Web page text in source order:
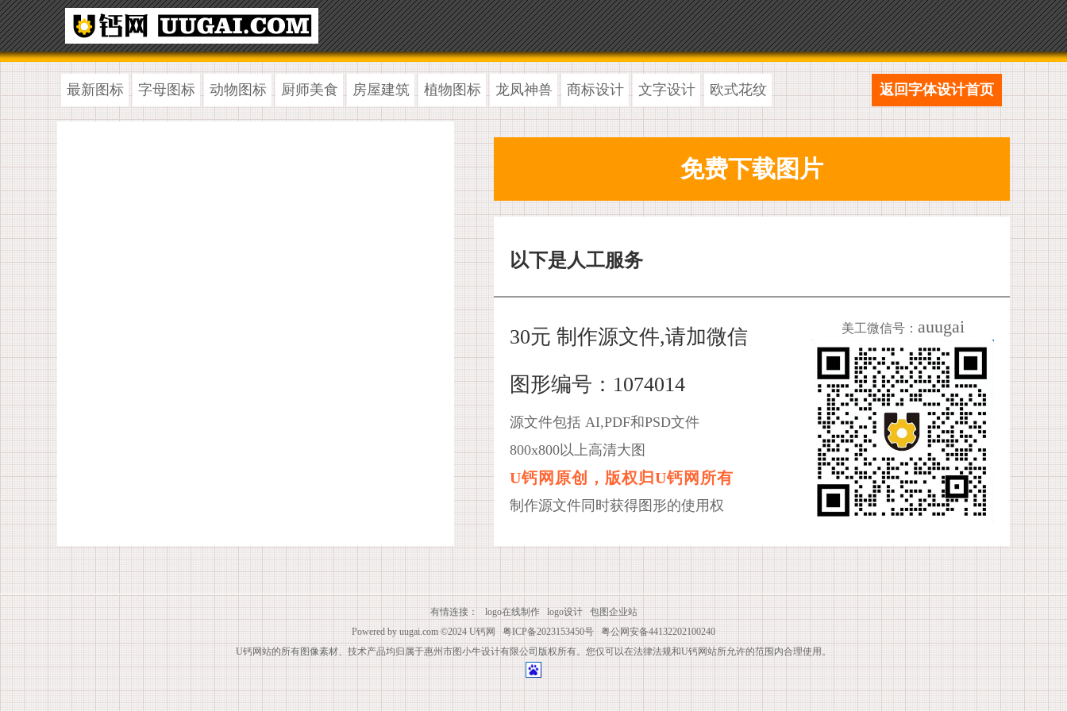
最新图标 字母图标 动物图标 厨师美食 房屋建筑 植物图标 龙凤神兽 商标设计 文字设计 欧式花纹 返回字体设计首页
以下是人工服务
30元 制作源文件,请加微信
图形编号：1074014
源文件包括 AI,PDF和PSD文件
800x800以上高清大图
U钙网原创，版权归U钙网所有
制作源文件同时获得图形的使用权
美工微信号： auugai
有情连接： logo在线制作 logo设计
包图企业站
Powered by uugai.com ©2024 U钙网 粤ICP备2023153450号
粤公网安备44132202100240
U钙网站的所有图像素材、技术产品均归属于惠州市图小牛设计有限公司版权所有。您仅可以在法律法规和U钙网站所允许的范围内合理使用。